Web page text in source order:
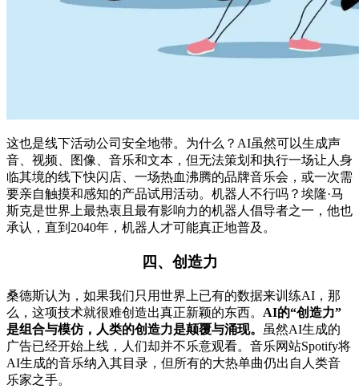
这也是线下活动公司安全地带。为什么？AI虽然可以生成声
音、视频、图像、音乐和文本，但无法策划和执行一场让人身
临其境的线下快闪店、一场热血沸腾的品牌音乐会，或一次需
要亲自触摸和感知的产品试用活动。机器人不行吗？埃隆·马
斯克是世界上最热衷且最有影响力的机器人倡导者之一，他也
承认，直到2040年，机器人才可能真正地普及。
四、创造力
桑德斯认为，如果我们只用世界上已有的数据来训练AI，那
么，这项技术就很难创造出真正新颖的东西。 AI的“创造力”
是组合与模仿，人类的创造力是颠覆与涌现。
虽然AI生成的
广告已经开始上线，人们却并不乐意观看。音乐网站Spotify将
AI生成的音乐纳入其目录，但所有的大热单曲仍出自人类音
乐家之手。